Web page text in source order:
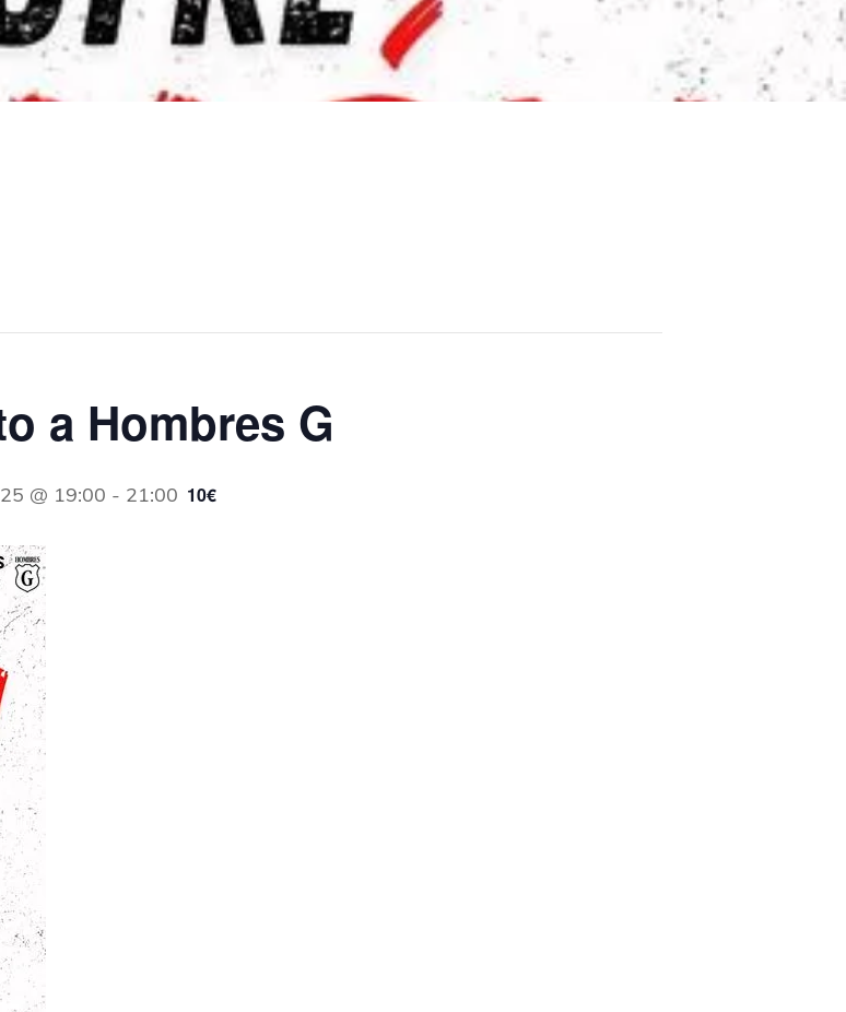
a Hombres G
@ 19:00 - 21:00 10€